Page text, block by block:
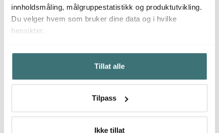
innholdsmåling, målgruppestatistikk og produktutvikling.
Du velger hvem som bruker dine data og i hvilke
hensikter.
Hvis du gir oss lov, vil vi også gjerne:
Innhente informasjon om den geografiske
beliggenheten din, som kan være nøyaktig innenfor
Identifisere enheten din ved å aktivt skanne den for
kan du lese om hvordan dine personlige
Tillat alle
Tilpass
Ikke tillat
På lager På lager
Du kanskje også liker